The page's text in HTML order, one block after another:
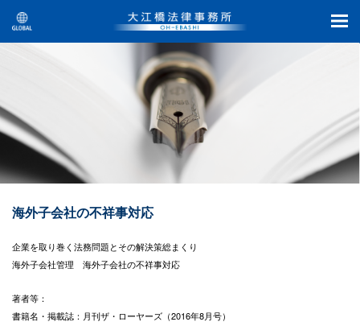
海外子会社の不祥事対応
企業を取り巻く法務問題とその解決策総まくり
海外子会社管理 海外子会社の不祥事対応
著者等：
書籍名・掲載誌：月刊ザ・ローヤーズ（2016年8月号）